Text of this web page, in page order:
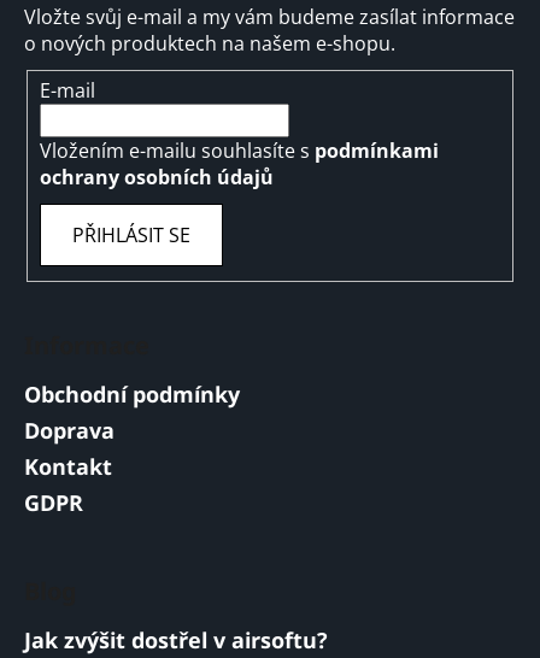
Vložte svůj e-mail a my vám budeme zasílat informace
o nových produktech na našem e-shopu.
E-mail
Vložením e-mailu souhlasíte s podmínkami
ochrany osobních údajů
PŘIHLÁSIT SE
Obchodní podmínky
Doprava
Kontakt
GDPR
Jak zvýšit dostřel v airsoftu?